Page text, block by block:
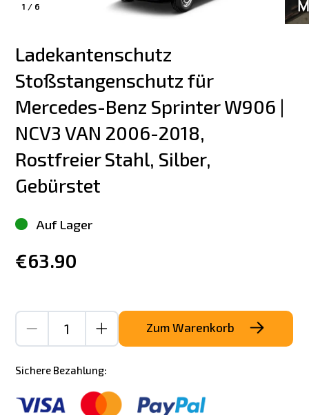
1 / 6
Ladekantenschutz
Stoßstangenschutz für
Mercedes-Benz Sprinter W906 |
NCV3 VAN 2006-2018,
Rostfreier Stahl, Silber,
Gebürstet
Auf Lager
€63.90
Zum Warenkorb
Sichere Bezahlung: